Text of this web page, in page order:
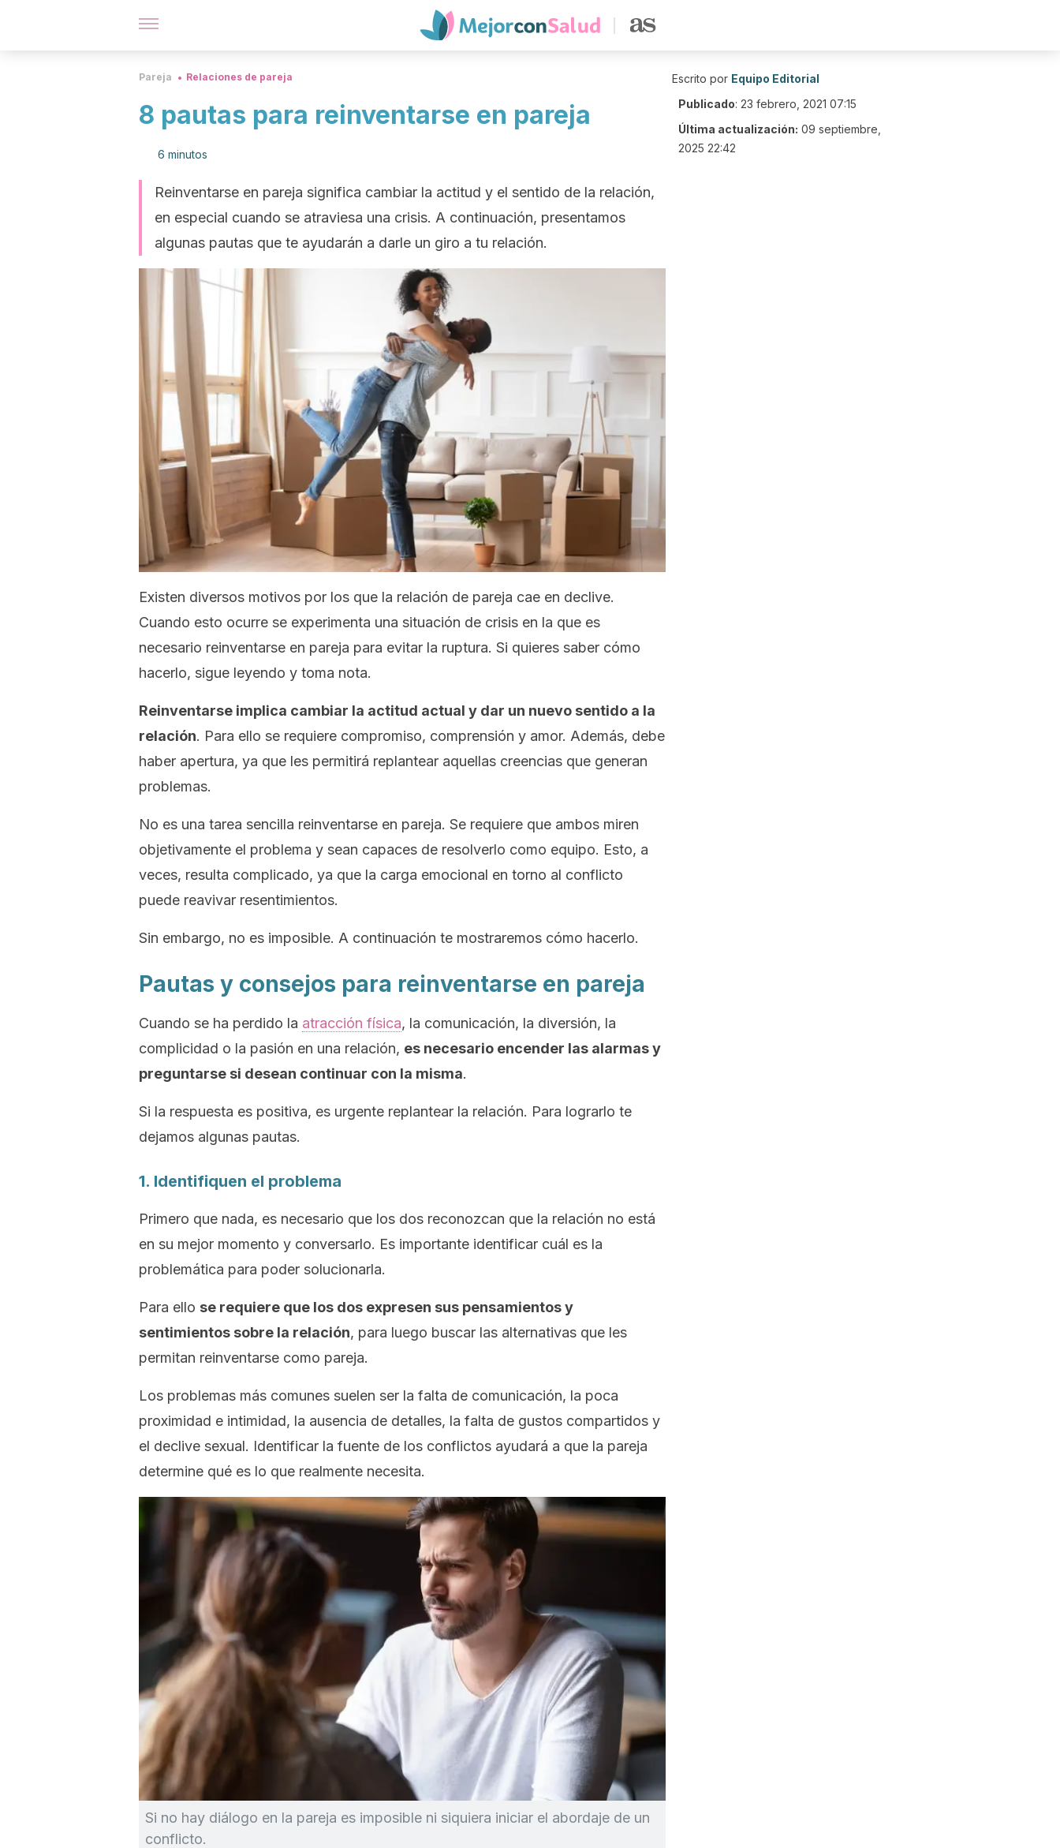
Pareja Relaciones de pareja
8 pautas para reinventarse en pareja
6 minutos
Reinventarse en pareja significa cambiar la actitud y el sentido de la relación,
en especial cuando se atraviesa una crisis. A continuación, presentamos
algunas pautas que te ayudarán a darle un giro a tu relación.
Existen diversos motivos por los que la relación de pareja cae en declive.
Cuando esto ocurre se experimenta una situación de crisis en la que es
necesario reinventarse en pareja para evitar la ruptura. Si quieres saber cómo
hacerlo, sigue leyendo y toma nota.
Reinventarse implica cambiar la actitud actual y dar un nuevo sentido a la
relación. Para ello se requiere compromiso, comprensión y amor. Además, debe
haber apertura, ya que les permitirá replantear aquellas creencias que generan
problemas.
No es una tarea sencilla reinventarse en pareja. Se requiere que ambos miren
objetivamente el problema y sean capaces de resolverlo como equipo. Esto, a
veces, resulta complicado, ya que la carga emocional en torno al conflicto
puede reavivar resentimientos.
Sin embargo, no es imposible. A continuación te mostraremos cómo hacerlo.
Pautas y consejos para reinventarse en pareja
Cuando se ha perdido la atracción física, la comunicación, la diversión, la
complicidad o la pasión en una relación, es necesario encender las alarmas y
preguntarse si desean continuar con la misma.
Si la respuesta es positiva, es urgente replantear la relación. Para lograrlo te
dejamos algunas pautas.
1. Identifiquen el problema
Primero que nada, es necesario que los dos reconozcan que la relación no está
en su mejor momento y conversarlo. Es importante identificar cuál es la
problemática para poder solucionarla.
Para ello se requiere que los dos expresen sus pensamientos y
sentimientos sobre la relación, para luego buscar las alternativas que les
permitan reinventarse como pareja.
Los problemas más comunes suelen ser la falta de comunicación, la poca
proximidad e intimidad, la ausencia de detalles, la falta de gustos compartidos y
el declive sexual. Identificar la fuente de los conflictos ayudará a que la pareja
determine qué es lo que realmente necesita.
Si no hay diálogo en la pareja es imposible ni siquiera iniciar el abordaje de un
conflicto.
Escrito por Equipo Editorial
Publicado: 23 febrero, 2021 07:15
Última actualización: 09 septiembre,
2025 22:42